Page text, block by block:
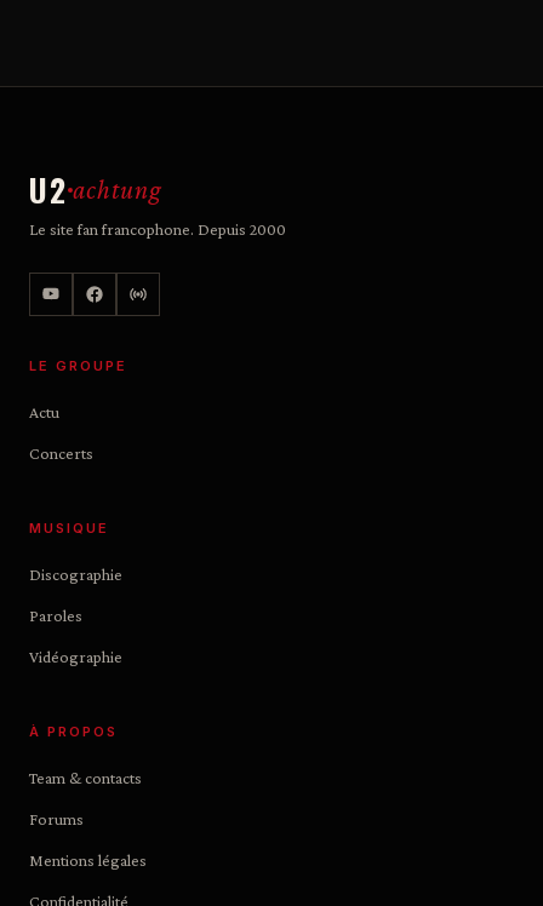
U2 achtung
Le site fan francophone. Depuis 2000
LE GROUPE
Actu
Concerts
MUSIQUE
Discographie
Paroles
Vidéographie
À PROPOS
Team & contacts
Forums
Mentions légales
Confidentialité